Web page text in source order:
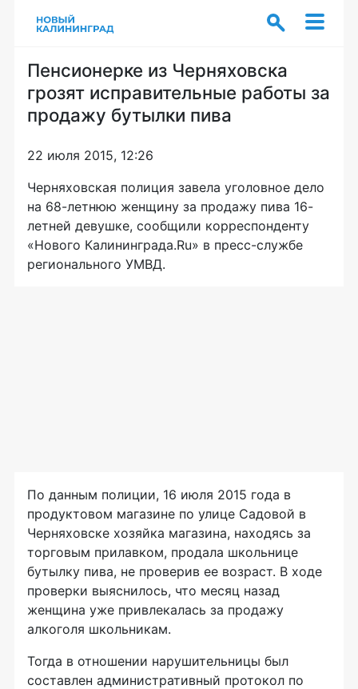
Пенсионерке из Черняховска
грозят исправительные работы за
продажу бутылки пива
22 июля 2015, 12:26
Черняховская полиция завела уголовное дело
на 68-летнюю женщину за продажу пива 16-
летней девушке, сообщили корреспонденту
«Нового Калининграда.Ru» в пресс-службе
регионального УМВД.
По данным полиции, 16 июля 2015 года в
продуктовом магазине по улице Садовой в
Черняховске хозяйка магазина, находясь за
торговым прилавком, продала школьнице
бутылку пива, не проверив ее возраст. В ходе
проверки выяснилось, что месяц назад
женщина уже привлекалась за продажу
алкоголя школьникам.
Тогда в отношении нарушительницы был
составлен административный протокол по